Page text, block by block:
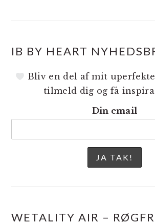
IB BY HEART
Bliv en del af mit
tilmeld dig og få
Din email
WETALITY AIR –